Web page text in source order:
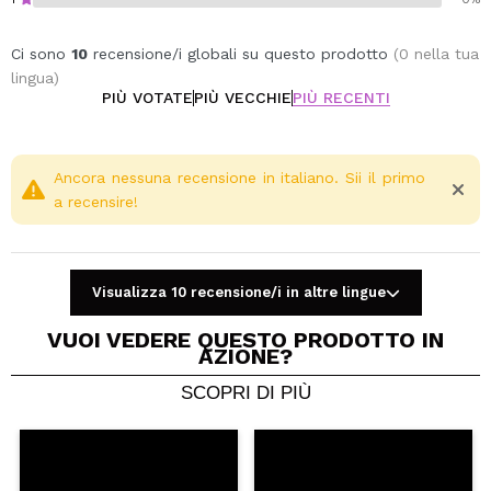
Ci sono 10 recensione/i globali su questo prodotto (0 nella tua
lingua)
PIÙ VOTATEPIÙ VECCHIEPIÙ RECENTI
Condividi un video o una foto
Il tuo video potrebbe essere il primo. Immaginalo...
Ancora nessuna recensione in italiano. Sii il primo
a recensire!
Visualizza 10 recensione/i in altre lingue
VUOI VEDERE QUESTO PRODOTTO IN
AZIONE?
SCOPRI DI PIÙ